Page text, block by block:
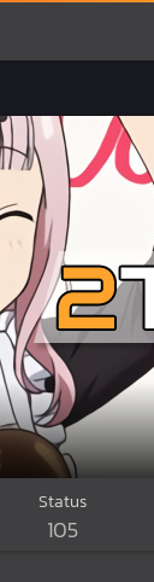
Status
105